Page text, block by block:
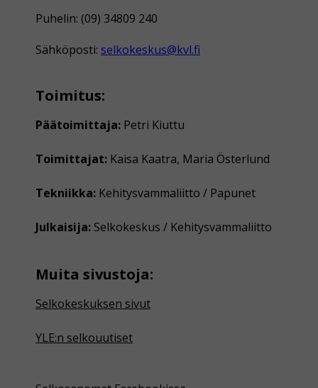
Puhelin: (09) 34809 240
Sähköposti: selkokeskus@kvl.fi
Toimitus:
Päätoimittaja: Petri Kiuttu
Toimittajat: Kaisa Kaatra, Maria Österlund
Tekniikka: Kehitysvammaliitto / Papunet
Julkaisija: Selkokeskus / Kehitysvammaliitto
Muita sivustoja:
Selkokeskuksen sivut
YLE:n selkouutiset